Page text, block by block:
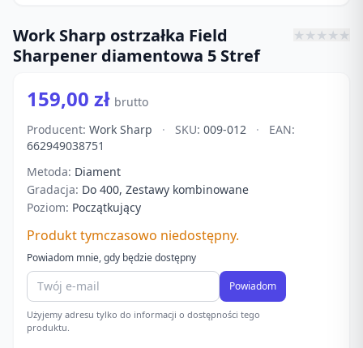
Work Sharp ostrzałka Field
Sharpener diamentowa 5 Stref
★★★★★
159,00 zł brutto
Producent: Work Sharp · SKU: 009-012 ·
EAN:
662949038751
Metoda: Diament
Gradacja: Do 400, Zestawy kombinowane
Poziom: Początkujący
Produkt tymczasowo niedostępny.
Powiadom mnie, gdy będzie dostępny
Powiadom
Użyjemy adresu tylko do informacji o dostępności tego
produktu.